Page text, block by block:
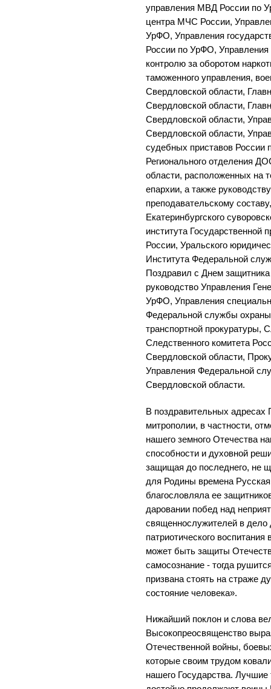
управления МВД России по
центра МЧС России,
УрФО, Управления
России по УрФО,
контролю за оборотом
таможенного управления,
Свердловской области,
Свердловской области,
Свердловской области,
Свердловской области,
судебных приставов России
Регионального отделения
области, расположенных на
епархии, а также
преподавательскому
Екатеринбургского
института
России, Уральского
Института Федеральной
Поздравил с Днем
руководство Управления
УрФО, Управления
Федеральной службы
транспортной прокуратуры,
Следственного комитета
Свердловской области,
Управления Федеральной
Свердловской области.
В поздравительных адресах
митрополии, в частности,
нашего земного Отечества
способности и духовной
защищая до последнего, не
для Родины времена
благословляла ее
даровании побед над
священнослужителей в дело
патриотического
может быть защиты
самосознание - тогда
призвана стоять на страже
состояние человека».
Нижайший поклон и слова
Высокопреосвященство
Отечественной войны,
которые своим трудом
нашего Государства. Лучшие